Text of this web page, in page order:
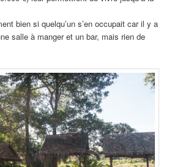
bien si quelqu’un s’en occupait car il y a
salle à manger et un bar, mais rien de